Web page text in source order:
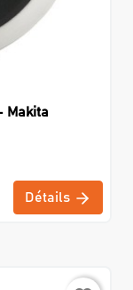
Makita
Détails